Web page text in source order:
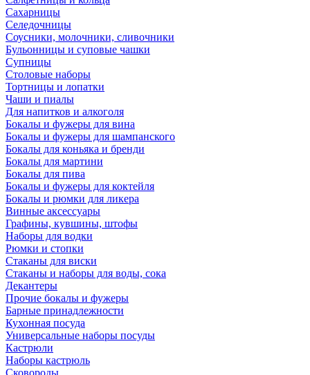
Сахарницы
Селедочницы
Соусники, молочники, сливочники
Бульонницы и суповые чашки
Супницы
Столовые наборы
Тортницы и лопатки
Чаши и пиалы
Для напитков и алкоголя
Бокалы и фужеры для вина
Бокалы и фужеры для шампанского
Бокалы для коньяка и бренди
Бокалы для мартини
Бокалы для пива
Бокалы и фужеры для коктейля
Бокалы и рюмки для ликера
Винные аксессуары
Графины, кувшины, штофы
Наборы для водки
Рюмки и стопки
Стаканы для виски
Стаканы и наборы для воды, сока
Декантеры
Прочие бокалы и фужеры
Барные принадлежности
Кухонная посуда
Универсальные наборы посуды
Кастрюли
Наборы кастрюль